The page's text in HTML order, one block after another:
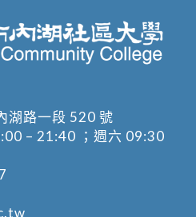
湖路一段 520 號
– 21:40 ；週六 09:30